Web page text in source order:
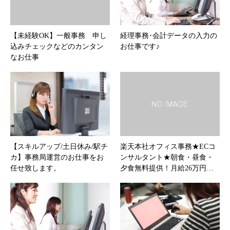
【未経験OK】一般事務 申し
込みチェックなどのカンタン
なお仕事
経理事務･会計データの入力の
お仕事です♪
【スキルアップ/土日休み/駅チ
カ】事務局運営のお仕事をお
任せ致します。
楽天本社オフィス事務★ECコ
ンサルタント★朝食・昼食・
夕食無料提供！月給26万円…